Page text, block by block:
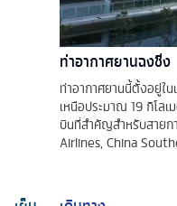
ท่าอากาศยานฉงชิ่ง
ท่าอากาศยานนี้ตั้งอยู่ใ
เหนือประมาณ 19 กิโล
บินที่สำคัญสำหรับสายก
Airlines, China